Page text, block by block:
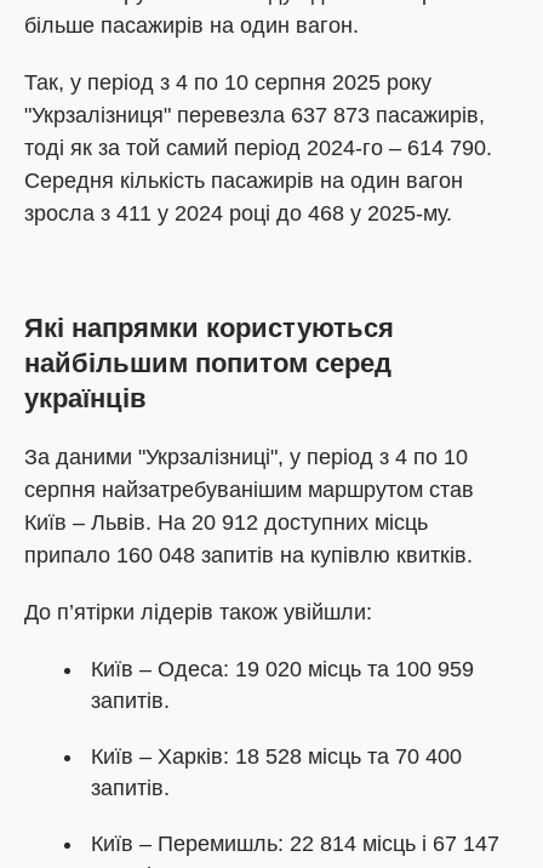
більше пасажирів на один вагон.
Так, у період з 4 по 10 серпня 2025 року
"Укрзалізниця" перевезла 637 873 пасажирів,
тоді як за той самий період 2024-го – 614 790.
Середня кількість пасажирів на один вагон
зросла з 411 у 2024 році до 468 у 2025-му.
Які напрямки користуються
найбільшим попитом серед
українців
За даними "Укрзалізниці", у період з 4 по 10
серпня найзатребуванішим маршрутом став
Київ – Львів. На 20 912 доступних місць
припало 160 048 запитів на купівлю квитків.
До п’ятірки лідерів також увійшли:
Київ – Одеса: 19 020 місць та 100 959
запитів.
Київ – Харків: 18 528 місць та 70 400
запитів.
Київ – Перемишль: 22 814 місць і 67 147